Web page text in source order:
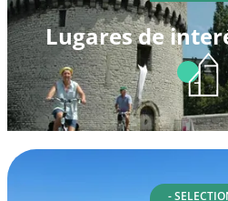
Lugares de
-